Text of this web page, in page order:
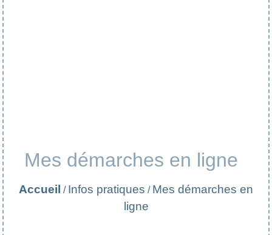
Mes démarches en ligne
Accueil / Infos pratiques / Mes démarches en
ligne